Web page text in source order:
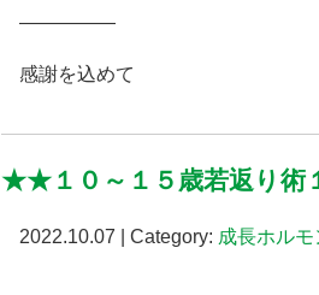
—————
感謝を込めて
★★１０～１５歳若返り
2022.10.07 | Category: 成長ホルモ